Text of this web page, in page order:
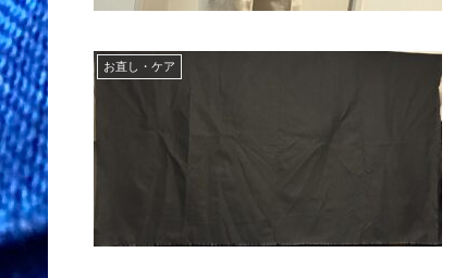
お直し・ケア